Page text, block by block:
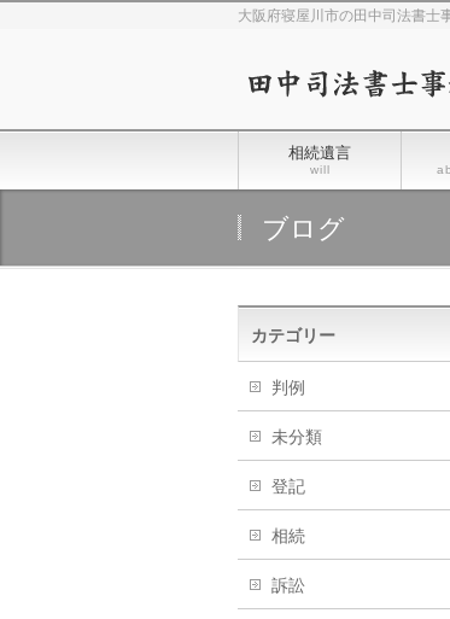
大阪府寝屋川市の田中司法書士
相続遺言
will
ブログ
カテゴリー
判例
未分類
登記
相続
訴訟